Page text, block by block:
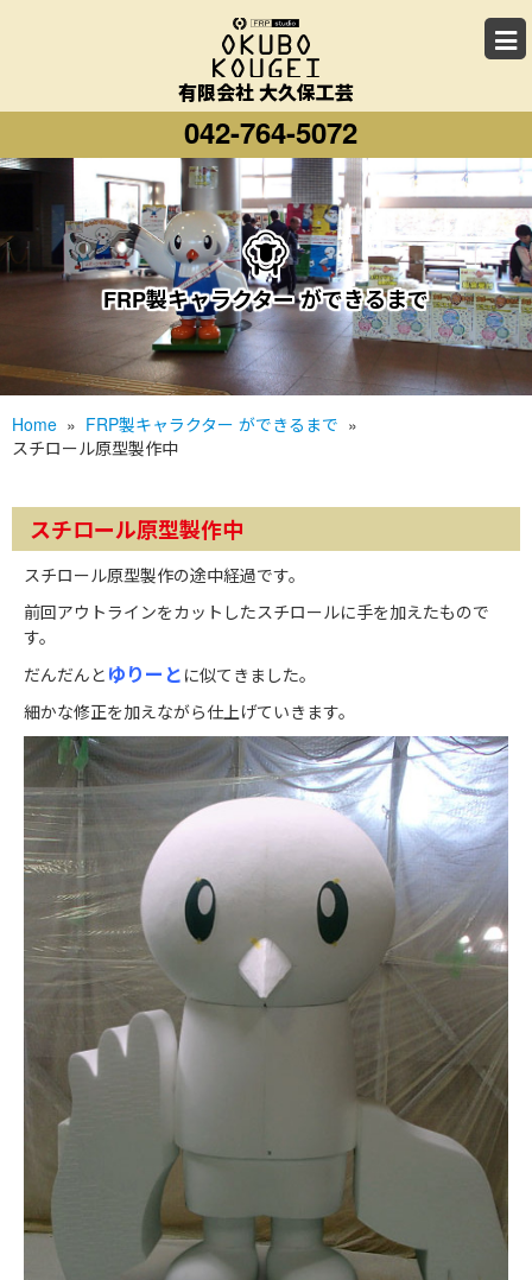
有限会社 大久保工芸
042-764-5072
FRP製キャラクター ができるまで
Home » FRP製キャラクター ができるまで »
スチロール原型製作中
スチロール原型製作中
スチロール原型製作の途中経過です。
前回アウトラインをカットしたスチロールに手を加えたもので
す。
だんだんと ゆりーと に似てきました。
細かな修正を加えながら仕上げていきます。